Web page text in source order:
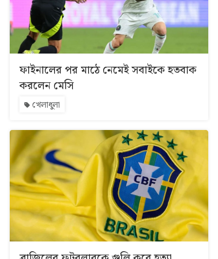
ফাইনালের পর মাঠে নেমেই সবাইকে হতবাক
করলেন মেসি
খেলাধুলা